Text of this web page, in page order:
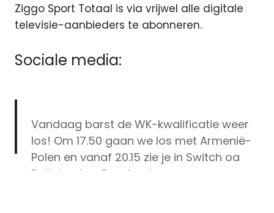
Ziggo Sport Totaal is via vrijwel alle digitale
televisie-aanbieders te abonneren.
Sociale media:
Vandaag barst de WK-kwalificatie weer
los! Om 17.50 gaan we los met Armenië-
Polen en vanaf 20.15 zie je in Switch oa
Duitsland en Engeland.